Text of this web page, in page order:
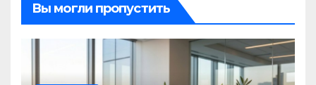
Вы могли пропустить